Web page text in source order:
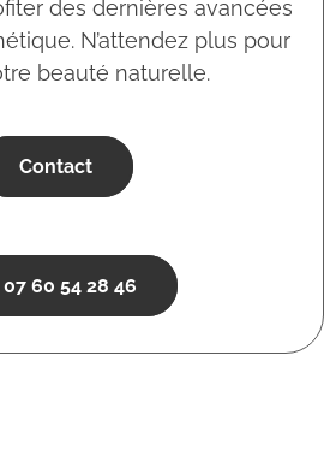
des dernières avancées
N’attendez plus pour
beauté naturelle.
Contact
07 60 54 28 46